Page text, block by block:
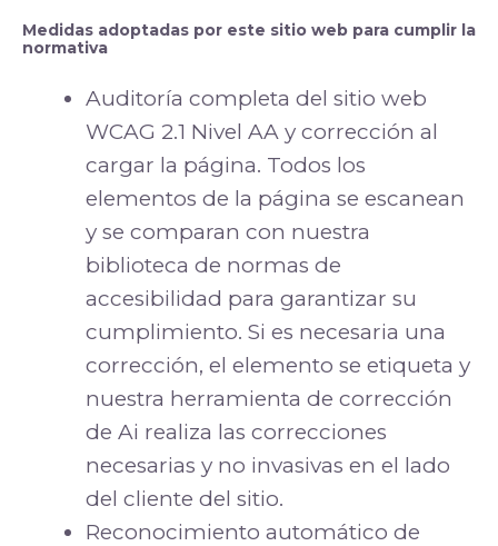
Medidas adoptadas por este sitio web para cumplir la
normativa
Auditoría completa del sitio web
WCAG 2.1 Nivel AA y corrección al
cargar la página. Todos los
elementos de la página se escanean
y se comparan con nuestra
biblioteca de normas de
accesibilidad para garantizar su
cumplimiento. Si es necesaria una
corrección, el elemento se etiqueta y
nuestra herramienta de corrección
de Ai realiza las correcciones
necesarias y no invasivas en el lado
del cliente del sitio.
Reconocimiento automático de